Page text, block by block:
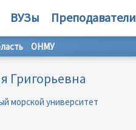
ВУЗы Преподаватели
ОНМУ
Григорьевна
морской университет